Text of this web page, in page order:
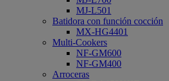
MJ-L501
Batidora con función cocción
MX-HG4401
Multi-Cookers
NF-GM600
NF-GM400
Arroceras